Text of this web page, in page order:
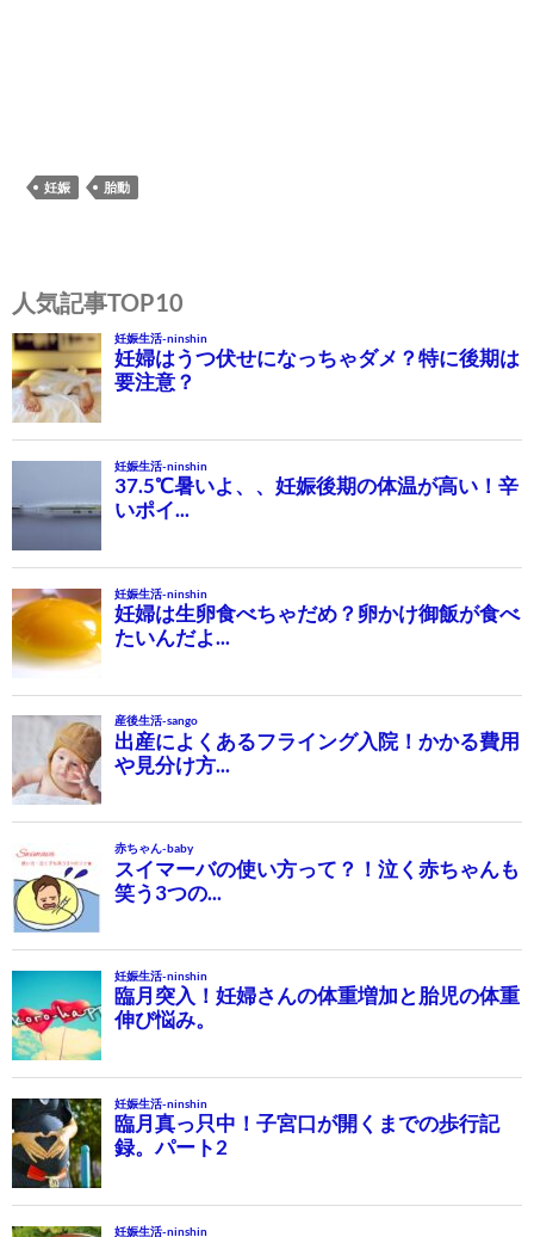
妊娠 胎動
稿
ナ
ビ
ゲ
ー
シ
ョ
ン
人気記事TOP10